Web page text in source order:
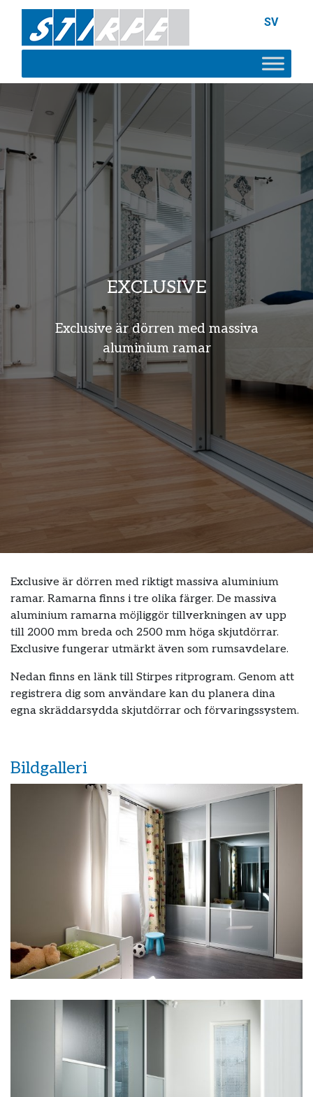
SV
EXCLUSIVE
är dörren med massiva
aluminium ramar
Exclusive är dörren med riktigt massiva aluminium
ramar. Ramarna finns i tre olika färger. De massiva
aluminium ramarna möjliggör tillverkningen av upp
till 2000 mm breda och 2500 mm höga skjutdörrar.
Exclusive fungerar utmärkt även som rumsavdelare.
Nedan finns en länk till Stirpes ritprogram. Genom att
registrera dig som användare kan du planera dina
egna skräddarsydda skjutdörrar och förvaringssystem.
Bildgalleri